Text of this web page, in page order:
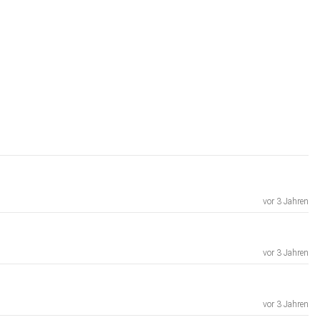
vor 3 Jahren
vor 3 Jahren
vor 3 Jahren